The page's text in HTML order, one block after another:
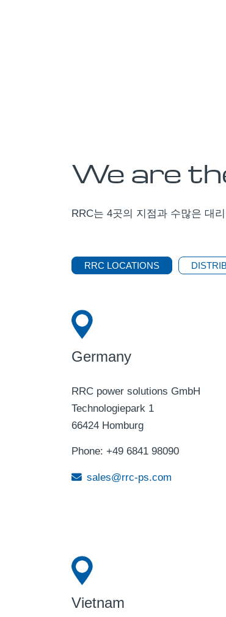
We are
RRC는 4곳의 지점과 수많은 대
RRC LOCATIONS
Germany
RRC power solutions GmbH
Technologiepark 1
66424 Homburg
Phone: +49 6841 98090
sales@rrc-ps.com
Vietnam